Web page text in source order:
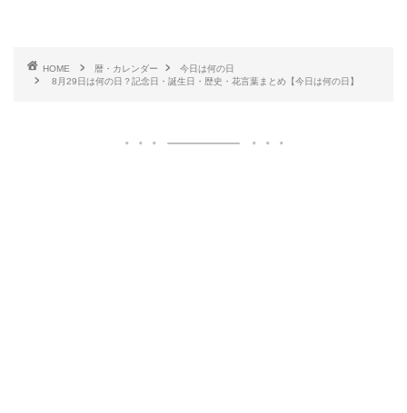
HOME 暦・カレンダー
今日は何の日
8月29日は何の日？記念日・誕生日・歴史・花言葉まとめ【今日は何の日】